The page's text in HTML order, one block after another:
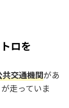
ロを
交通機関があ
走っていま